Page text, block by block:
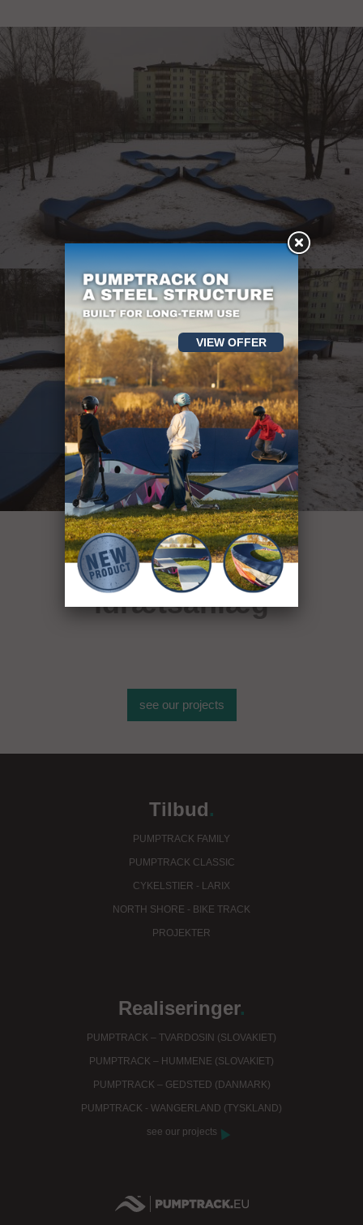
over 400
idrætsanlæg
see our projects
Tilbud.
PUMPTRACK FAMILY
PUMPTRACK CLASSIC
CYKELSTIER - LARIX
NORTH SHORE - BIKE TRACK
PROJEKTER
Realiseringer.
PUMPTRACK – TVARDOSIN (SLOVAKIET)
PUMPTRACK – HUMMENE (SLOVAKIET)
PUMPTRACK – GEDSTED (DANMARK)
PUMPTRACK - WANGERLAND (TYSKLAND)
see our projects
VIEW OFFER